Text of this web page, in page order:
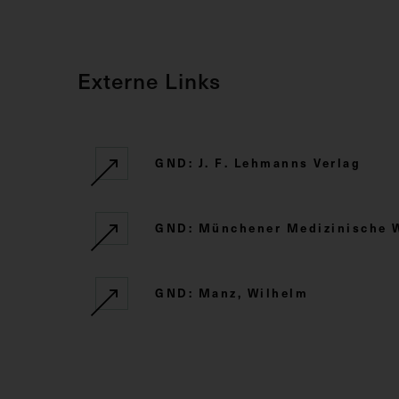
Externe Links
GND: J. F. Lehmanns Verlag
GND: Münchener Medizinische
GND: Manz, Wilhelm